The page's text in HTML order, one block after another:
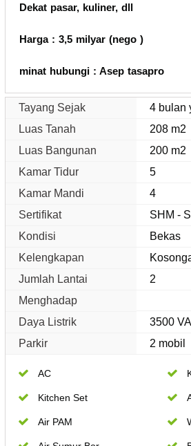
Dekat pasar, kuliner, dll
Harga : 3,5 milyar (nego )
minat hubungi : Asep tasapro
Tayang Sejak
4 bulan
Luas Tanah
208 m2
Luas Bangunan
200 m2
Kamar Tidur
5
Kamar Mandi
4
Sertifikat
SHM -
Kondisi
Bekas
Kelengkapan
Jumlah Lantai
2
Menghadap
Daya Listrik
3500 VA
Parkir
2 mobil
AC
Kitchen Set
Air PAM